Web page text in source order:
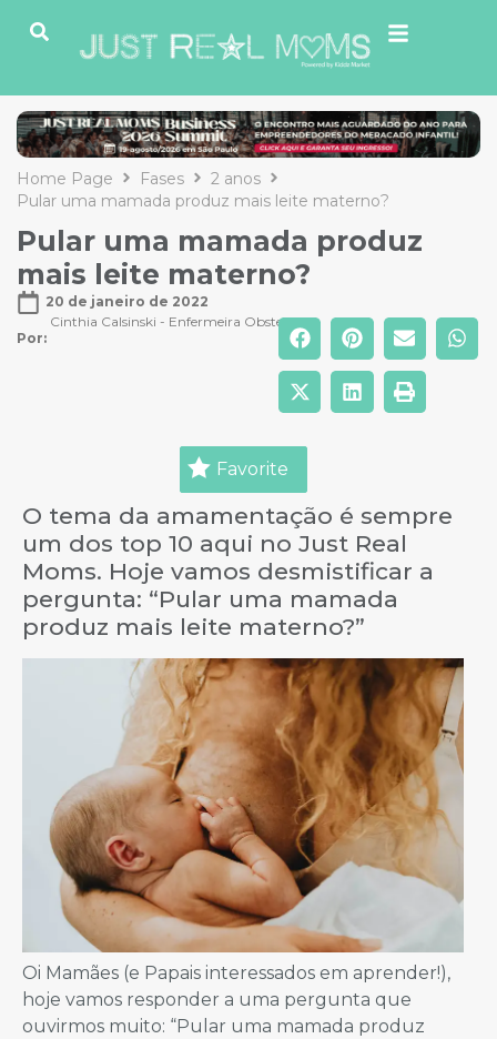
Home Page Fases
2 anos
Pular uma mamada produz mais leite materno?
Pular uma mamada produz
mais leite materno?
20 de janeiro de 2022
Por:
Cinthia Calsinski - Enfermeira Obstetra
Favorite
O tema da amamentação é sempre
um dos top 10 aqui no Just Real
Moms. Hoje vamos desmistificar a
pergunta: “Pular uma mamada
produz mais leite materno?”
Oi Mamães (e Papais interessados em aprender!),
hoje vamos responder a uma pergunta que
ouvirmos muito: “Pular uma mamada produz